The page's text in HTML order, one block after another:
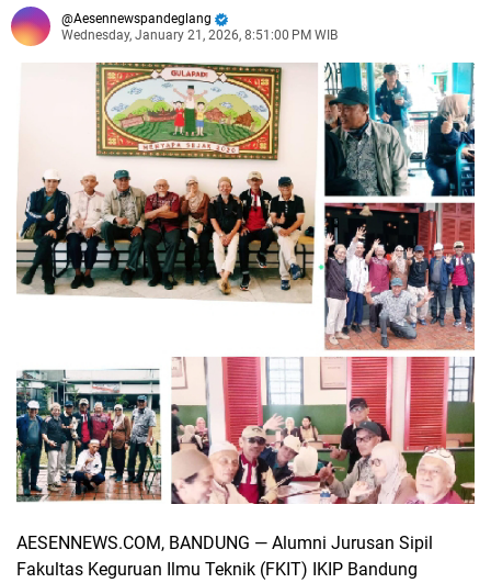
Aesennewspandeglang
Wednesday, January 21, 2026, 8:51:00 PM WIB
AESENNEWS.COM, BANDUNG — Alumni Jurusan Sipil
Fakultas Keguruan Ilmu Teknik (FKIT) IKIP Bandung